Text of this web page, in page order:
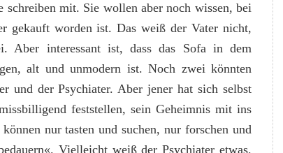
schreiben mit. Sie wollen aber noch wissen, bei
gekauft worden ist. Das weiß der Vater nicht,
Aber interessant ist, dass das Sofa in dem
alt und unmodern ist. Noch zwei könnten
und der Psychiater. Aber jener hat sich selbst
feststellen, sein Geheimnis mit ins
nur tasten und suchen, nur forschen und
Vielleicht weiß der Psychiater etwas.